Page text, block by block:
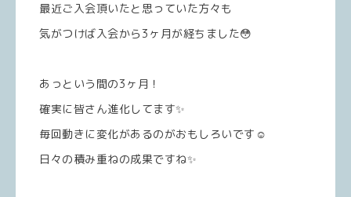
最近ご入会頂いたと思っていた方々も
気がつけば入会から3ヶ月が経ちました😳
あっという間の3ヶ月！
確実に皆さん進化してます✨️
毎回動きに変化があるのがおもしろいです☺️
日々の積み重ねの成果ですね✨️